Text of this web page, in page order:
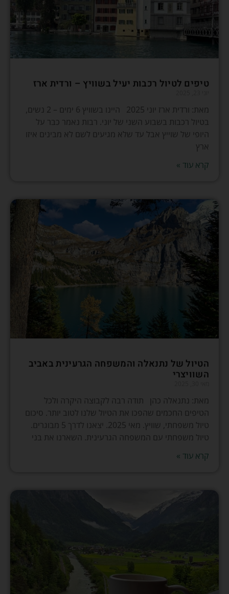
טיפים לטיול רכבות יעיל בשוויץ – ורדית ארז
מאת: ורדית ארז יוני 2025 היינו בשוויץ 6 ימים – 2 נשים,
בטיול רכבות בשבוע השני של יוני. רבות נאמר כבר על
היופי של שוייץ אבל עד שלא מגיעים לשם לא מבינים איזו
ארץ
קרא עוד »
הטיול של נתנאלה והמשפחה הגרעינית באביב
השוויצרי
מאת: נתנאלה כהן תודה רבה לקבוצה היקרה ולכל
הטיפים החכמים שהפכו את הטיול שלנו לטוב יותר. סיכום
טיול משפחתי, שוויץ. מאי 2025. יצאנו לדרך 5 מבוגרים.
טיול משפחתי עם המשפחה הגרעינית. השארנו את בני
קרא עוד »